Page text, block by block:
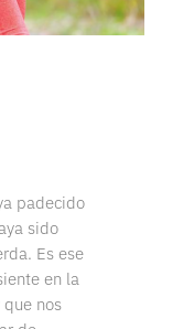
padecido
sido
Es ese
en la
nos